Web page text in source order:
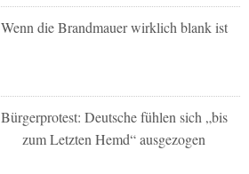
Wenn die Brandmauer wirklich blank ist
Bürgerprotest: Deutsche fühlen sich „bis
zum Letzten Hemd“ ausgezogen